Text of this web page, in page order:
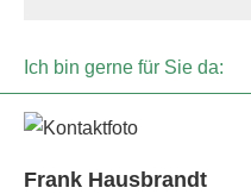
Ich bin gerne für Sie da:
Frank Hausbrandt